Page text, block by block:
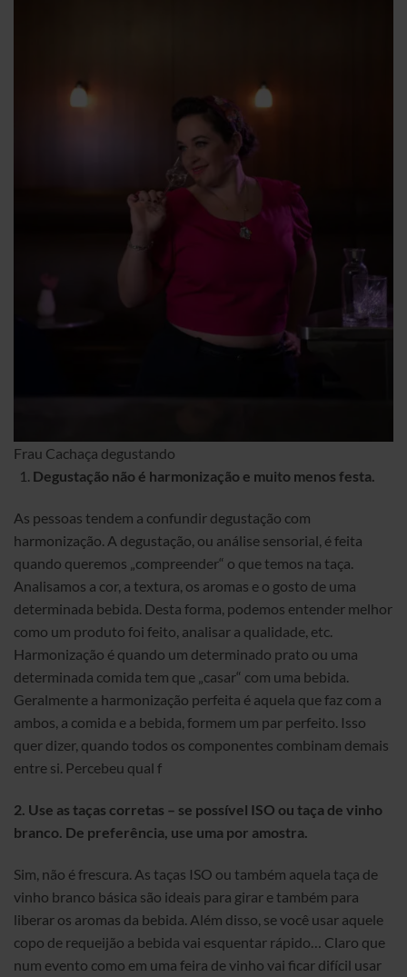
Frau Cachaça degustando
Degustação não é harmonização e muito menos festa.
As pessoas tendem a confundir degustação com
harmonização. A degustação, ou análise sensorial, é feita
quando queremos „compreender“ o que temos na taça.
Analisamos a cor, a textura, os aromas e o gosto de uma
determinada bebida. Desta forma, podemos entender melhor
como um produto foi feito, analisar a qualidade, etc.
Harmonização é quando um determinado prato ou uma
determinada comida tem que „casar“ com uma bebida.
Geralmente a harmonização perfeita é aquela que faz com a
ambos, a comida e a bebida, formem um par perfeito. Isso
quer dizer, quando todos os componentes combinam demais
entre si. Percebeu qual f
2. Use as taças corretas – se possível ISO ou taça de vinho
branco. De preferência, use uma por amostra.
Sim, não é frescura. As taças ISO ou também aquela taça de
vinho branco básica são ideais para girar e também para
liberar os aromas da bebida. Além disso, se você usar aquele
copo de requeijão a bebida vai esquentar rápido… Claro que
num evento como em uma feira de vinho vai ficar difícil usar